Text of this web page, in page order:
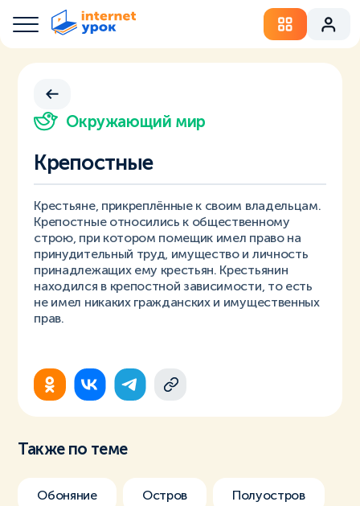
Окружающий мир
Крепостные
Крестьяне, прикреплённые к своим владельцам.
Крепостные относились к общественному
строю, при котором помещик имел право на
принудительный труд, имущество и личность
принадлежащих ему крестьян. Крестьянин
находился в крепостной зависимости, то есть
не имел никаких гражданских и имущественных
прав.
Также по теме
Обоняние Остров Полуостров